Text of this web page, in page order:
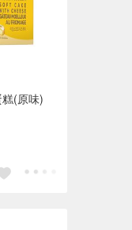
(原味)